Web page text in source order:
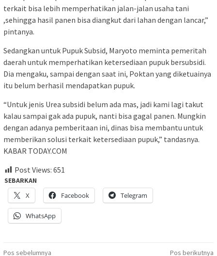
terkait bisa lebih memperhatikan jalan-jalan usaha tani
,sehingga hasil panen bisa diangkut dari lahan dengan lancar,”
pintanya.
Sedangkan untuk Pupuk Subsid, Maryoto meminta pemeritah
daerah untuk memperhatikan ketersediaan pupuk bersubsidi.
Dia mengaku, sampai dengan saat ini, Poktan yang diketuainya
itu belum berhasil mendapatkan pupuk.
“Untuk jenis Urea subsidi belum ada mas, jadi kami lagi takut
kalau sampai gak ada pupuk, nanti bisa gagal panen. Mungkin
dengan adanya pemberitaan ini, dinas bisa membantu untuk
memberikan solusi terkait ketersediaan pupuk,” tandasnya.
KABAR TODAY.COM
Post Views: 651
SEBARKAN
X
Facebook Telegram
WhatsApp
Pos sebelumnya
Pos berikutnya